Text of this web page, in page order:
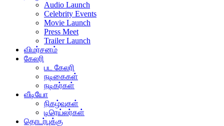
Audio Launch
Celebrity Events
Movie Launch
Press Meet
Trailer Launch
விமர்சனம்
கேலரி
பட கேலரி
நடிகைகள்
நடிகர்கள்
வீடியோ
நிகழ்வுகள்
டிரெய்லர்கள்
தொடர்புக்கு